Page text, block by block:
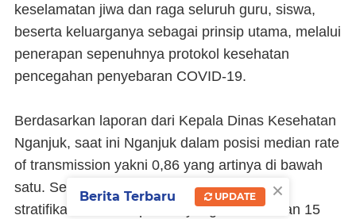
keselamatan jiwa dan raga seluruh guru, siswa,
beserta keluarganya sebagai prinsip utama, melalui
penerapan sepenuhnya protokol kesehatan
pencegahan penyebaran COVID-19.
Berdasarkan laporan dari Kepala Dinas Kesehatan
Nganjuk, saat ini Nganjuk dalam posisi median rate
of transmission yakni 0,86 yang artinya di bawah
satu. Selain itu, Nganjuk telah melakukan
stratifikasi resiko tiap desa yang berdasarkan 15
×
Berita Terbaru UPDATE